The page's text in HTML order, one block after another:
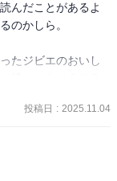
んだことがあるよ
のかしら。
たジビエのおいし
投稿日 : 2025.11.04